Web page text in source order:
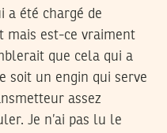
a été chargé de
mais est-ce vraiment
que cela qui a
soit un engin qui serve
assez
Je n’ai pas lu le